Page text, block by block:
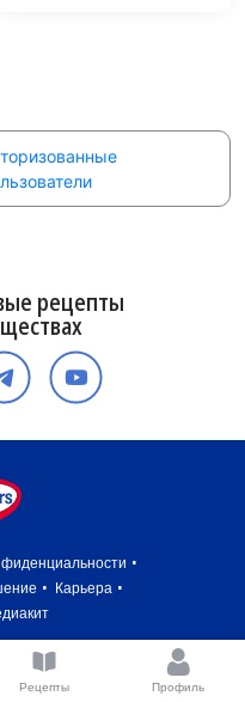
рецепты
Карьера
Рецепты Профиль